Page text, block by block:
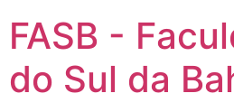
FASB -
do Sul da